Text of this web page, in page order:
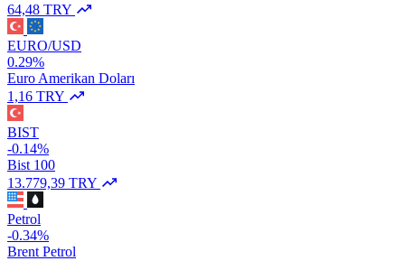
64,48 TRY
EURO/USD
0.29%
Euro Amerikan Doları
1,16 TRY
BIST
-0.14%
Bist 100
13.779,39 TRY
Petrol
-0.34%
Brent Petrol